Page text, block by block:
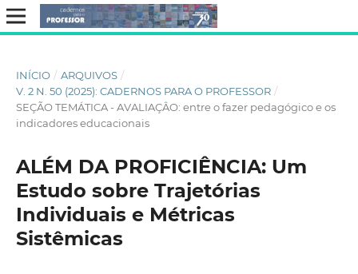
INÍCIO / ARQUIVOS /
V. 2 N. 50 (2025): CADERNOS PARA O PROFESSOR /
SEÇÃO TEMÁTICA - AVALIAÇÂO: entre o fazer pedagógico e os
indicadores educacionais
ALÉM DA PROFICIÊNCIA: Um
Estudo sobre Trajetórias
Individuais e Métricas
Sistêmicas